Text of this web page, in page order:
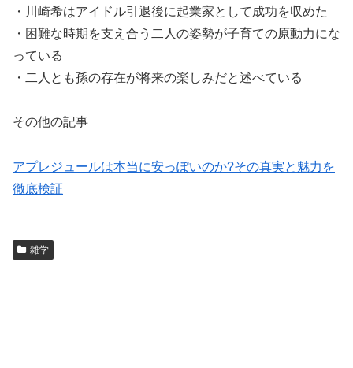
・川崎希はアイドル引退後に起業家として成功を収めた
・困難な時期を支え合う二人の姿勢が子育ての原動力にな
っている
・二人とも孫の存在が将来の楽しみだと述べている
その他の記事
アプレジュールは本当に安っぽいのか?その真実と魅力を
徹底検証
雑学